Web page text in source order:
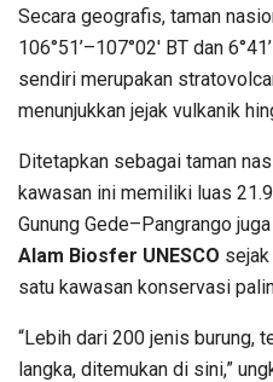
Secara geografis, taman
106°51’–107°02′ BT dan
sendiri merupakan
menunjukkan jejak vulkanik
Ditetapkan sebagai taman
kawasan ini memiliki luas
Gunung Gede–Pangrango
Alam Biosfer UNESCO
satu kawasan konservasi
“Lebih dari 200 jenis burung,
langka, ditemukan di sini,”